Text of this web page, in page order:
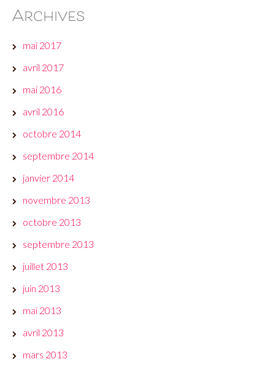
Archives
mai 2017
avril 2017
mai 2016
avril 2016
octobre 2014
septembre 2014
janvier 2014
novembre 2013
octobre 2013
septembre 2013
juillet 2013
juin 2013
mai 2013
avril 2013
mars 2013